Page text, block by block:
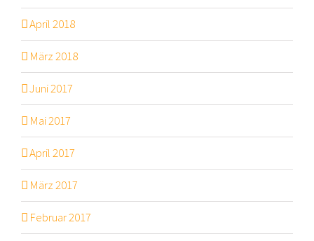
April 2018
März 2018
Juni 2017
Mai 2017
April 2017
März 2017
Februar 2017